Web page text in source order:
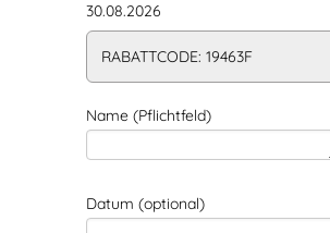
30.08.2026
RABATTCODE: 19463F
Name (Pflichtfeld)
Datum (optional)